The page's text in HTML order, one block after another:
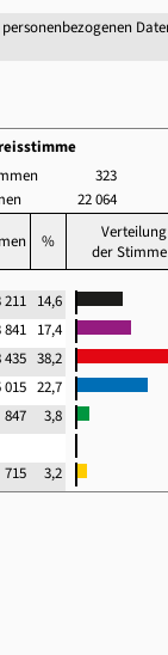
323
22 064
%
Verteilung
der
211 14,6
841 17,4
435 38,2
015 22,7
847
3,8
715 3,2